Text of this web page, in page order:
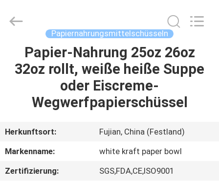
HAUS
PRODUKTE
UNS
AUSFLUG
Technology
Papiernahrungsmittelschüsseln
Papier-Nahrung 25oz 26oz
32oz rollt, weiße heiße Suppe
oder Eiscreme-
Wegwerfpapierschüssel
Herkunftsort:
Fujian, China (Festland)
Markenname:
white kraft paper bowl
Zertifizierung:
SGS,FDA,CE,ISO9001